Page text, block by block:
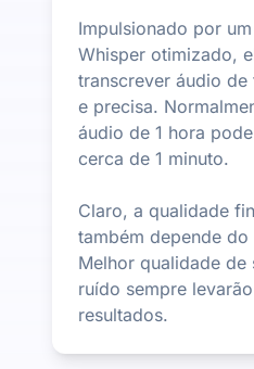
Impulsionado por
Whisper otimizado,
transcrever áudio
e precisa.
áudio de 1 hora
cerca de 1 minuto.
Claro, a qualidade
também depende
Melhor qualidade de
ruído sempre
resultados.